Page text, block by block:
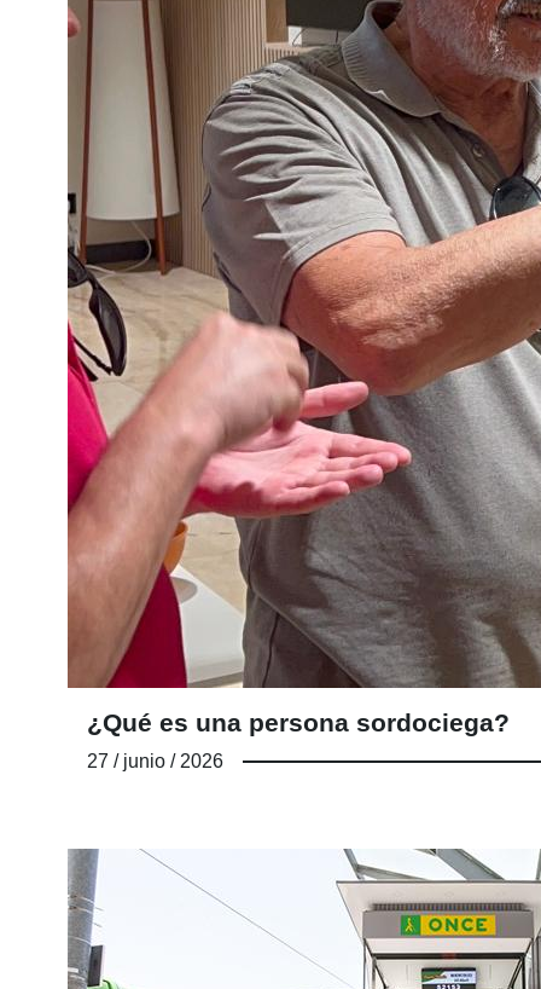
¿Qué es una persona sordociega?
27 / junio / 2026